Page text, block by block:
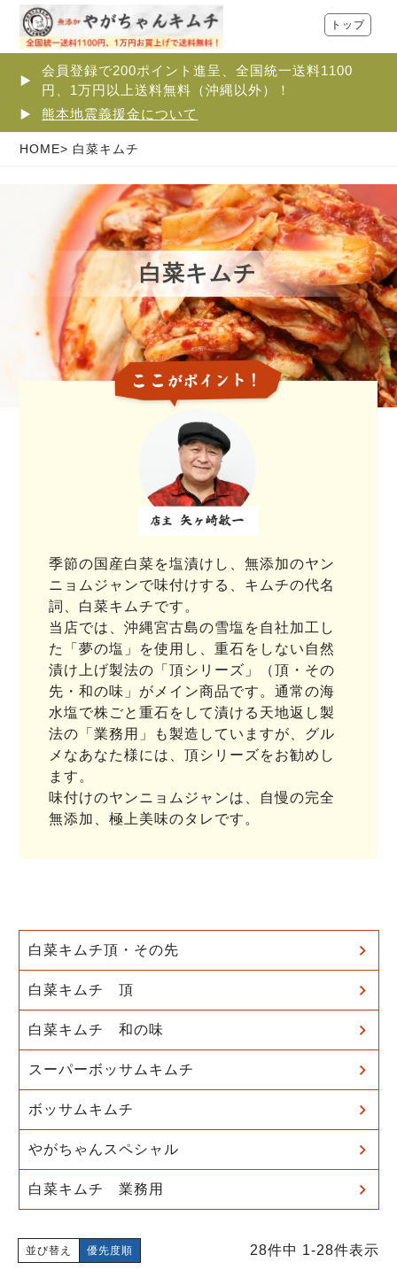
会員登録で200ポイント進呈、全国統一送料1100
円、1万円以上送料無料（沖縄以外）！
熊本地震義援金について
トップ
HOME 白菜キムチ
白菜キムチ
季節の国産白菜を塩漬けし、無添加のヤン
ニョムジャンで味付けする、キムチの代名
詞、白菜キムチです。
当店では、沖縄宮古島の雪塩を自社加工し
た「夢の塩」を使用し、重石をしない自然
漬け上げ製法の「頂シリーズ」（頂・その
先・和の味」がメイン商品です。通常の海
水塩で株ごと重石をして漬ける天地返し製
法の「業務用」も製造していますが、グル
メなあなた様には、頂シリーズをお勧めし
ます。
味付けのヤンニョムジャンは、自慢の完全
無添加、極上美味のタレです。
白菜キムチ頂・その先
白菜キムチ 頂
白菜キムチ 和の味
スーパーボッサムキムチ
ボッサムキムチ
やがちゃんスペシャル
白菜キムチ 業務用
並び替え 優先度順 28件中 1-28件表示